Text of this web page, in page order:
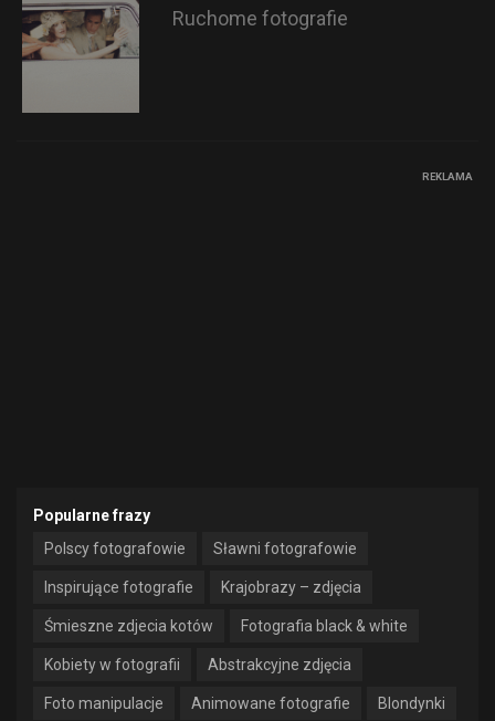
Ruchome fotografie
REKLAMA
Popularne frazy
Polscy fotografowie
Sławni fotografowie
Inspirujące fotografie Krajobrazy – zdjęcia
Śmieszne zdjecia kotów Fotografia black & white
Kobiety w fotografii Abstrakcyjne zdjęcia
Foto manipulacje Animowane fotografie Blondynki